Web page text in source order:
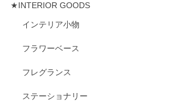
★INTERIOR GOODS
インテリア小物
フラワーベース
フレグランス
ステーショナリー